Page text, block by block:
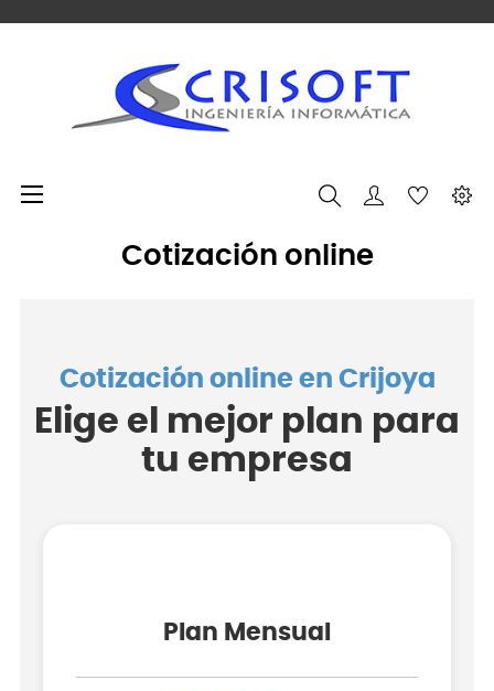
Navegación de palanca
☰
Cotización online
Cotización online en Crijoya
Elige el mejor plan para
tu empresa
Plan Mensual